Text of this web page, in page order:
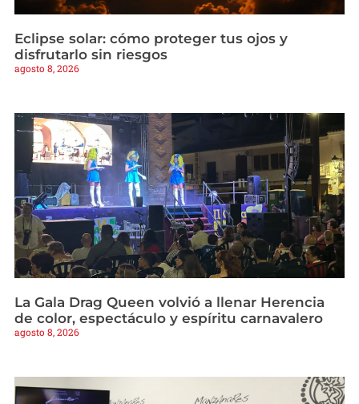
Eclipse solar: cómo proteger tus ojos y
disfrutarlo sin riesgos
agosto 8, 2026
La Gala Drag Queen volvió a llenar Herencia
de color, espectáculo y espíritu carnavalero
agosto 8, 2026